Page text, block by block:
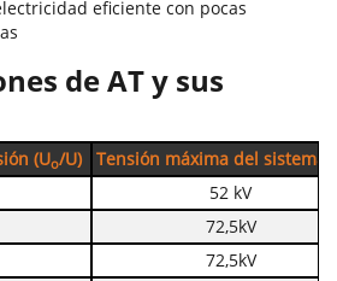
eficiente con pocas
de AT y sus
(Uo/U)
Tensión máxima del sistema
52 kV
72,5kV
72,5kV